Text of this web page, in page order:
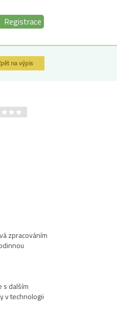
Registrace
na výpis
zpracováním
s dalším
v technologii